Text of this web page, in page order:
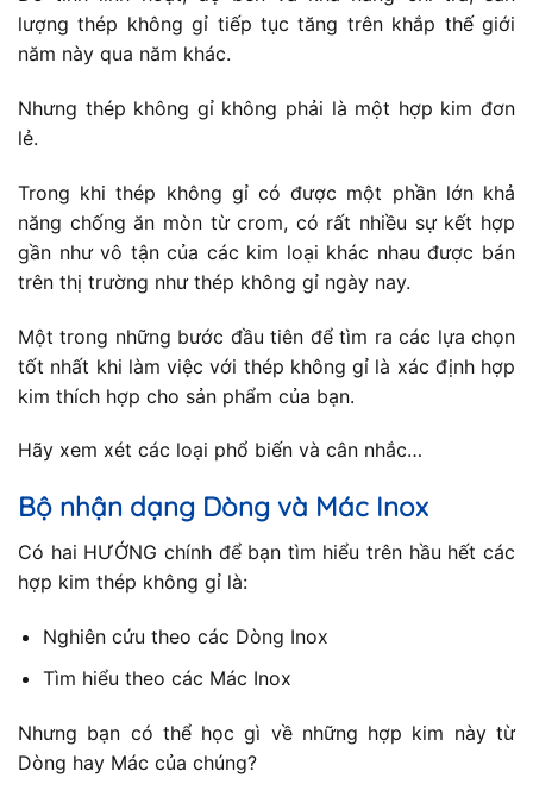
lượng thép không gỉ tiếp tục tăng trên khắp thế giới
năm này qua năm khác.
Nhưng thép không gỉ không phải là một hợp kim đơn
lẻ.
Trong khi thép không gỉ có được một phần lớn khả
năng chống ăn mòn từ crom, có rất nhiều sự kết hợp
gần như vô tận của các kim loại khác nhau được bán
trên thị trường như thép không gỉ ngày nay.
Một trong những bước đầu tiên để tìm ra các lựa chọn
tốt nhất khi làm việc với thép không gỉ là xác định hợp
kim thích hợp cho sản phẩm của bạn.
Hãy xem xét các loại phổ biến và cân nhắc…
Bộ nhận dạng Dòng và Mác Inox
Có hai HƯỚNG chính để bạn tìm hiểu trên hầu hết các
hợp kim thép không gỉ là:
Nghiên cứu theo các Dòng Inox
Tìm hiểu theo các Mác Inox
Nhưng bạn có thể học gì về những hợp kim này từ
Dòng hay Mác của chúng?